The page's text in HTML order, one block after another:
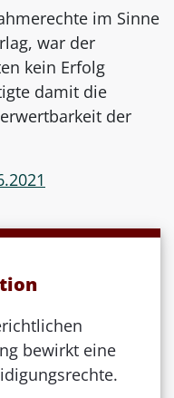
im Sinne
war der
kein Erfolg
damit die
der
bewirkt eine